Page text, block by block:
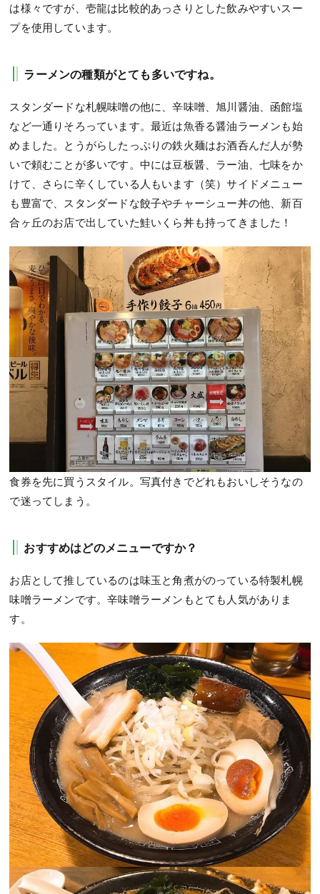
は様々ですが、壱龍は比較的あっさりとした飲みやすいスー
プを使用しています。
ラーメンの種類がとても多いですね。
スタンダードな札幌味噌の他に、辛味噌、旭川醤油、函館塩
など一通りそろっています。最近は魚香る醤油ラーメンも始
めました。とうがらしたっぷりの鉄火麺はお酒呑んだ人が勢
いで頼むことが多いです。中には豆板醤、ラー油、七味をか
けて、さらに辛くしている人もいます（笑）サイドメニュー
も豊富で、スタンダードな餃子やチャーシュー丼の他、新百
合ヶ丘のお店で出していた鮭いくら丼も持ってきました！
食券を先に買うスタイル。写真付きでどれもおいしそうなの
で迷ってしまう。
おすすめはどのメニューですか？
お店として推しているのは味玉と角煮がのっている特製札幌
味噌ラーメンです。辛味噌ラーメンもとても人気がありま
す。